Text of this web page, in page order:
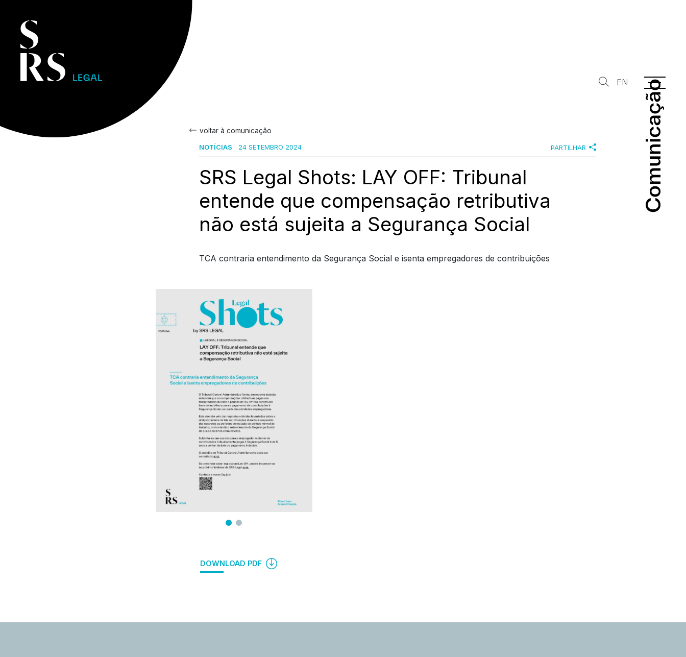
Comunicação
Comunicação
EN
voltar à comunicação
NOTÍCIAS 24 SETEMBRO 2024 PARTILHAR
SRS Legal Shots: LAY OFF: Tribunal
entende que compensação retributiva
não está sujeita a Segurança Social
TCA contraria entendimento da Segurança Social e isenta empregadores de contribuições
DOWNLOAD PDF